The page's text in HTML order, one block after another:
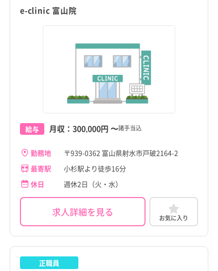
e-clinic 富山院
給与 月収： 300,000円 〜諸手当込
勤務地
〒939-0362 富山県射水市戸破2164-2
最寄駅
小杉駅より徒歩16分
休日
週休2日（火・水）
求人詳細を見る お気に入り
正職員